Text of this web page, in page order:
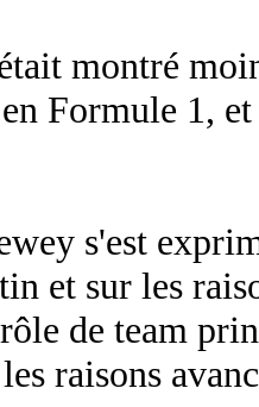
montré
Formule 1,
s'est
et sur les
de team
raisons